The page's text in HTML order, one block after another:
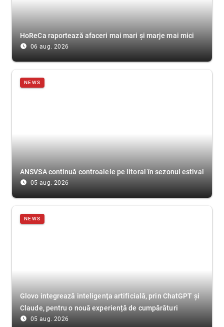
HoReCa raportează afaceri mai mari și marje mai mici
access_time_filled 06 aug. 2026
NEWS
ANSVSA continuă controalele pe litoral în sezonul estival
access_time_filled 05 aug. 2026
NEWS
Glovo integrează inteligența artificială, prin ChatGPT și
Claude, pentru o nouă experiență de cumpărături
access_time_filled 05 aug. 2026